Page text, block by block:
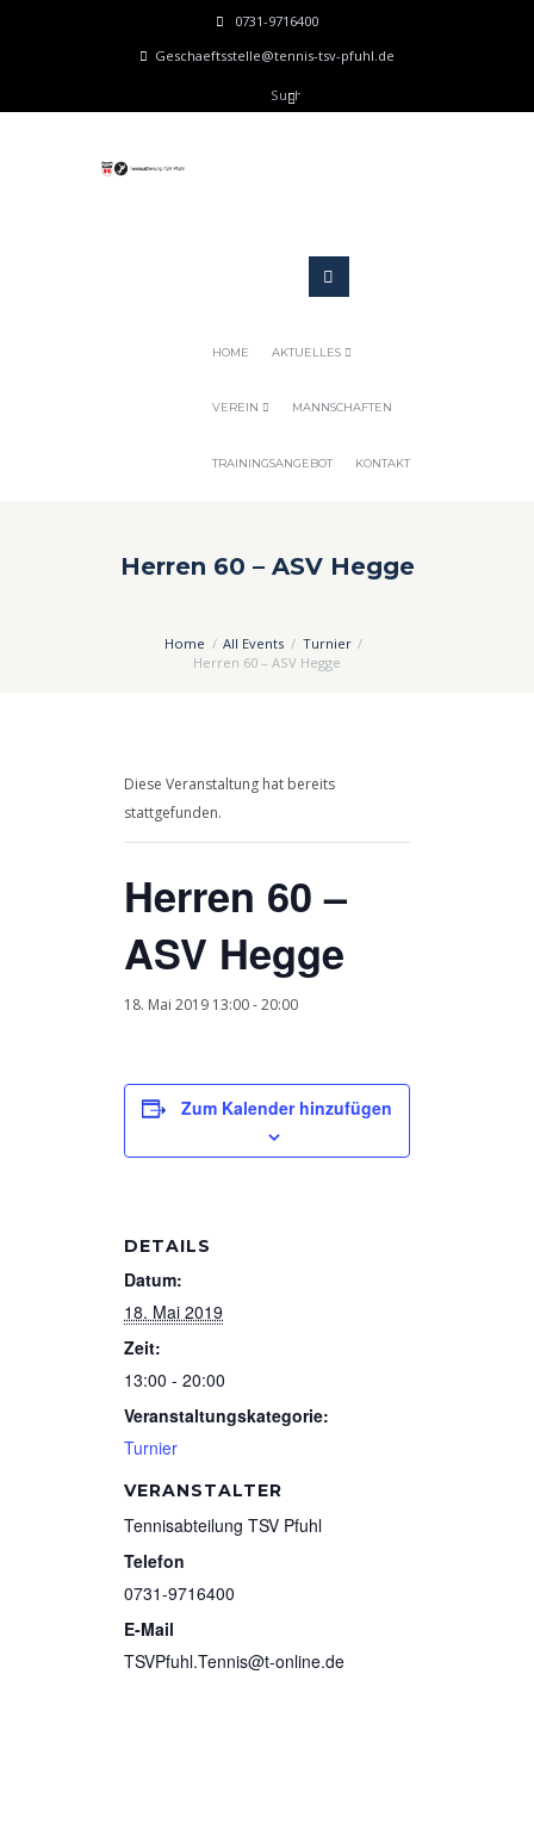
0731-9716400
Geschaeftsstelle@tennis-tsv-pfuhl.de
HOME AKTUELLES
VEREIN MANNSCHAFTEN
TRAININGSANGEBOT KONTAKT
Herren 60 – ASV Hegge
Home All Events
Turnier
Herren 60 – ASV Hegge
Diese Veranstaltung hat bereits
stattgefunden.
Herren 60 –
ASV Hegge
18. Mai 2019 13:00-20:00
Zum Kalender hinzufügen
DETAILS
Datum:
18. Mai 2019
Zeit:
13:00 - 20:00
Veranstaltungskategorie:
Turnier
VERANSTALTER
Tennisabteilung TSV Pfuhl
Telefon
0731-9716400
E-Mail
TSVPfuhl.Tennis@t-online.de